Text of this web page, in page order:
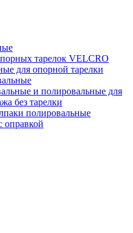
тарелок VELCRO
для опорной тарелки
и полировальные для
без тарелки
полировальные
оправкой